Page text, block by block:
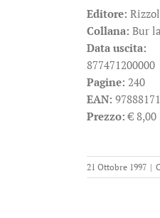
Editore:
Collana: Bur
Data uscita:
877471200000
Pagine: 240
EAN:
Prezzo: € 8,00
21 Ottobre 1997 |